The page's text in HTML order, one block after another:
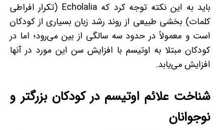
باید به این نکته توجه کرد که Echolalia (تکرار افراطی
کلمات) بخشی طبیعی از روند رشد زبان بسیاری از کودکان
است و معمولاً در حدود سه‌ سالگی از بین می‌رود؛ اما در
کودکان مبتلا به اوتیسم با افزایش سن این مورد در آنها
افزایش می‌یابد.
شناخت علائم اوتیسم در کودکان بزرگتر و
نوجوانان